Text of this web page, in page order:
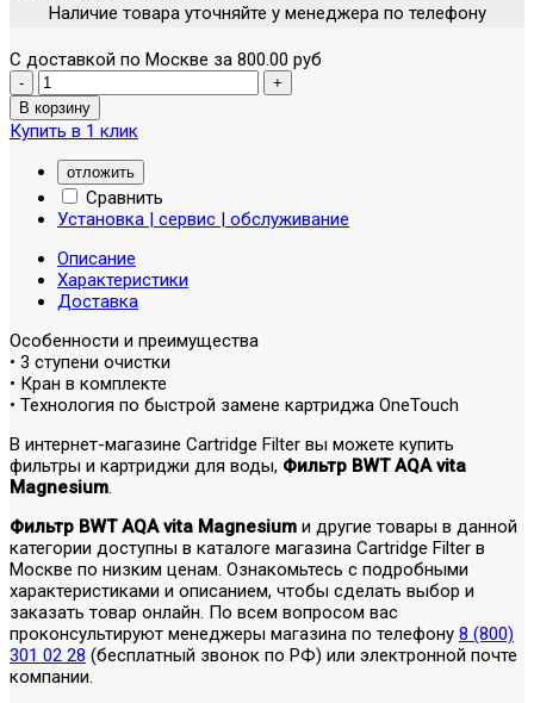
Наличие товара уточняйте у менеджера по телефону
С доставкой по Москве за 800.00 руб
Купить в 1 клик
отложить
Сравнить
Установка | сервис | обслуживание
Описание
Характеристики
Доставка
Особенности и преимущества
• 3 ступени очистки
• Кран в комплекте
• Технология по быстрой замене картриджа OneTouch
В интернет-магазине Cartridge Filter вы можете купить
фильтры и картриджи для воды, Фильтр BWT AQA vita
Magnesium.
Фильтр BWT AQA vita Magnesium и другие товары в данной
категории доступны в каталоге магазина Cartridge Filter в
Москве по низким ценам. Ознакомьтесь с подробными
характеристиками и описанием, чтобы сделать выбор и
заказать товар онлайн. По всем вопросом вас
проконсультируют менеджеры магазина по телефону 8 (800)
301 02 28 (бесплатный звонок по РФ) или электронной почте
компании.